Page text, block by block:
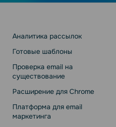
Аналитика рассылок
Готовые шаблоны
Проверка email на
существование
Расширение для Chrome
Платформа для email
маркетинга